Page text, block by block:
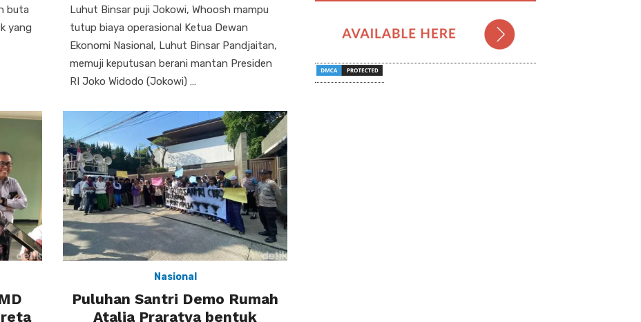
buta
yang
Luhut Binsar puji Jokowi, Whoosh mampu
tutup biaya operasional Ketua Dewan
Ekonomi Nasional, Luhut Binsar Pandjaitan,
memuji keputusan berani mantan Presiden
RI Joko Widodo (Jokowi) …
Nasional
Puluhan Santri Demo Rumah
Atalia Praratya bentuk